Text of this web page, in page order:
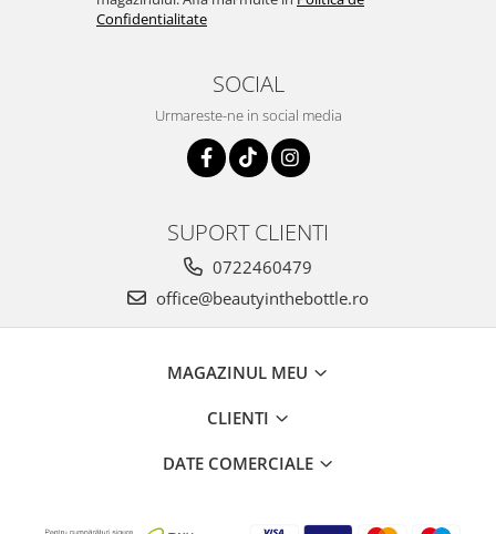
Confidentialitate
SOCIAL
Urmareste-ne in social media
SUPORT CLIENTI
0722460479
office@beautyinthebottle.ro
MAGAZINUL MEU
CLIENTI
DATE COMERCIALE